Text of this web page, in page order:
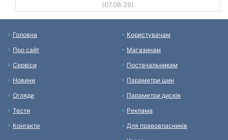
(07.08.26)
Головна
Про сайт
Сервіси
Новини
Огляди
Тести
Контакти
Користувачам
Магазинам
Постачальникам
Параметри шин
Параметри дисків
Реклама
Для правовласників